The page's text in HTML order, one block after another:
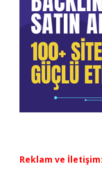
Reklam ve İletişim: